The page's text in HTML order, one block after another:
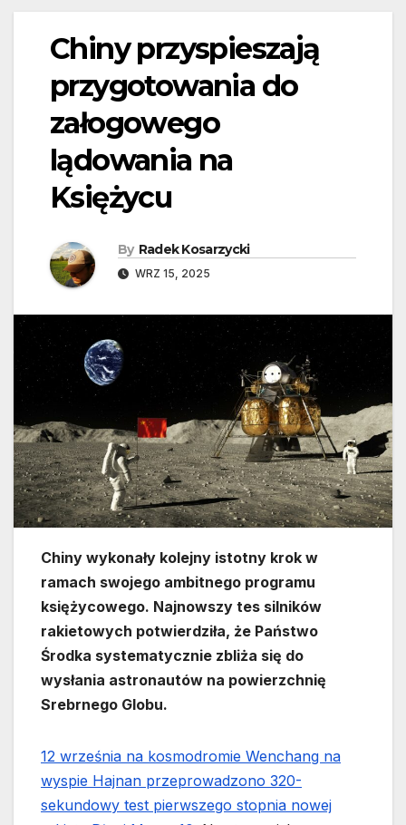
Chiny przyspieszają
przygotowania do
załogowego
lądowania na
Księżycu
By Radek Kosarzycki
WRZ 15, 2025
Chiny wykonały kolejny istotny krok w
ramach swojego ambitnego programu
księżycowego. Najnowszy tes silników
rakietowych potwierdziła, że Państwo
Środka systematycznie zbliża się do
wysłania astronautów na powierzchnię
Srebrnego Globu.
12 września na kosmodromie Wenchang na
wyspie Hajnan przeprowadzono 320-
sekundowy test pierwszego stopnia nowej